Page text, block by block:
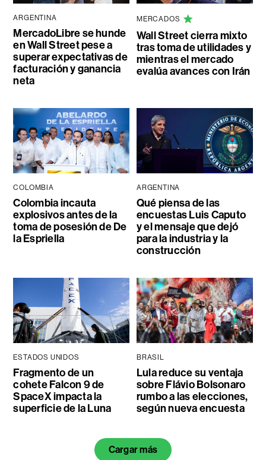
ARGENTINA
MercadoLibre se hunde
en Wall Street pese a
superar expectativas de
facturación y ganancia
neta
MERCADOS
Wall Street cierra mixto
tras toma de utilidades y
mientras el mercado
evalúa avances con Irán
COLOMBIA
Colombia incauta
explosivos antes de la
toma de posesión de De
la Espriella
ARGENTINA
Qué piensa de las
encuestas Luis Caputo
y el mensaje que dejó
para la industria y la
construcción
ESTADOS UNIDOS
Fragmento de un
cohete Falcon 9 de
SpaceX impacta la
superficie de la Luna
BRASIL
Lula reduce su ventaja
sobre Flávio Bolsonaro
rumbo a las elecciones,
según nueva encuesta
Cargar más